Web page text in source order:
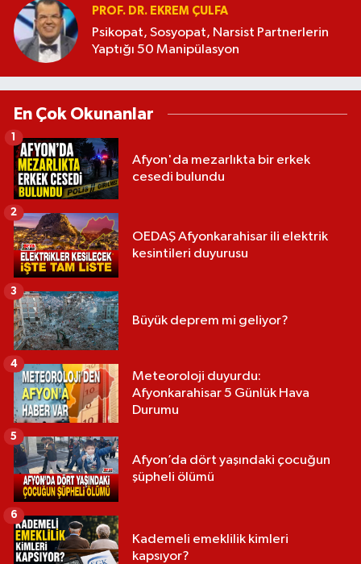
PROF. DR. EKREM ÇULFA
Psikopat, Sosyopat, Narsist Partnerlerin
Yaptığı 50 Manipülasyon
En Çok Okunanlar
Afyon'da mezarlıkta bir erkek
cesedi bulundu
1
OEDAŞ Afyonkarahisar ili elektrik
kesintileri duyurusu
2
Büyük deprem mi geliyor?
3
Meteoroloji duyurdu:
Afyonkarahisar 5 Günlük Hava
Durumu
4
Afyon’da dört yaşındaki çocuğun
şüpheli ölümü
5
Kademeli emeklilik kimleri
kapsıyor?
6